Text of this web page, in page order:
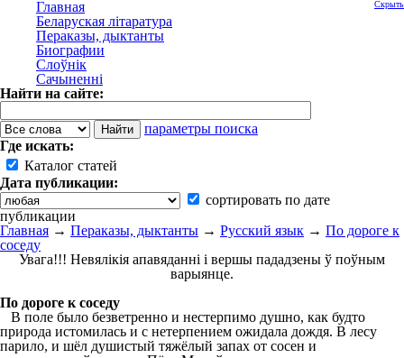
Главная
Беларуская літаратура
Пераказы, дыктанты
Биографии
Слоўнік
Сачыненні
Найти на сайте:
параметры поиска
Где искать:
Каталог статей
Дата публикации:
сортировать по дате
публикации
Скрыть
Главная → Пераказы, дыктанты → Русский язык → По дороге к
соседу
Увага!!! Невялікія апавяданні і вершы пададзены ў поўным
варыянце.
По дороге к соседу
В поле было безветренно и нестерпимо душно, как будто
природа истомилась и с нетерпением ожидала дождя. В лесу
парило, и шёл душистый тяжёлый запах от сосен и